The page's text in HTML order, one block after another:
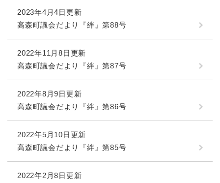
2023年4月4日更新
高森町議会だより『絆』第88号
2022年11月8日更新
高森町議会だより『絆』第87号
2022年8月9日更新
高森町議会だより『絆』第86号
2022年5月10日更新
高森町議会だより『絆』第85号
2022年2月8日更新